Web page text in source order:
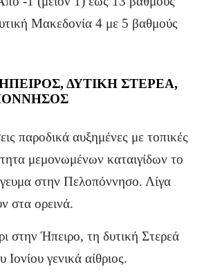
Μακεδονία 4 με 5 βαθμούς
ΔΥΤΙΚΗ ΣΤΕΡΕΑ,
παροδικά αυξημένες με τοπικές
μεμονωμένων καταιγίδων το
στην Πελοπόννησο. Λίγα
στα ορεινά.
στην Ήπειρο, τη δυτική Στερεά
Ιονίου γενικά αίθριος.